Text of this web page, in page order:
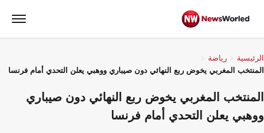
الرئيسية
رياضة
المنتخب المغربي يخوض ربع النهائي دون صيباري ووهبي يعلن التحدي أمام فرنسا
المنتخب المغربي يخوض ربع النهائي دون صيباري
ووهبي يعلن التحدي أمام فرنسا